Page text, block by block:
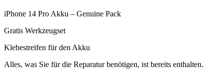
iPhone 14 Pro Akku – Genuine Pack
Gratis Werkzeugset
Klebestreifen für den Akku
Alles, was Sie für die Reparatur benötigen, ist bereits enthalten.